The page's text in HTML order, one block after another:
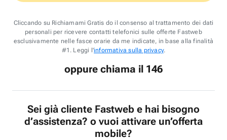
Cliccando su Richiamami Gratis do il consenso al trattamento dei dati
personali per ricevere contatti telefonici sulle offerte Fastweb
esclusivamente nelle fasce orarie da me indicate, in base alla finalità
#1. Leggi l'informativa sulla privacy.
oppure chiama il 146
Sei già cliente Fastweb e hai bisogno
d’assistenza? o vuoi attivare un’offerta
mobile?